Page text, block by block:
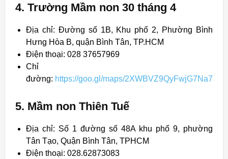
4. Trường Mầm non 30 tháng 4
Địa chỉ: Đường số 1B, Khu phố 2, Phường Bình
Hưng Hòa B, quận Bình Tân, TP.HCM
Điện thoại: 028 37657969
Chỉ
đường: https://goo.gl/maps/2XWBVZ9QyFwjG7Na7
5. Mầm non Thiên Tuế
Địa chỉ: Số 1 đường số 48A khu phố 9, phường
Tân Tạo, Quận Bình Tân, TPHCM
Điện thoại: 028.62873083